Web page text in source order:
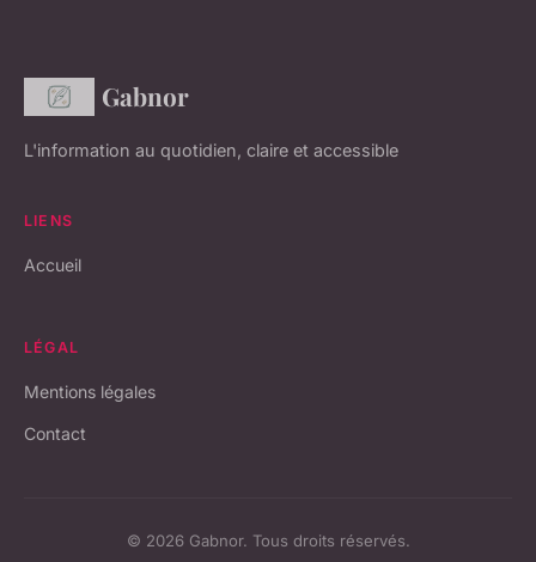
Gabnor
L'information au quotidien, claire et accessible
LIENS
Accueil
LÉGAL
Mentions légales
Contact
© 2026 Gabnor. Tous droits réservés.